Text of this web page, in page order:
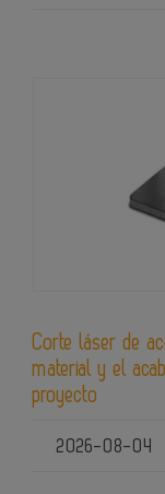
Corte láser de
material y el
proyecto
2026-08-04